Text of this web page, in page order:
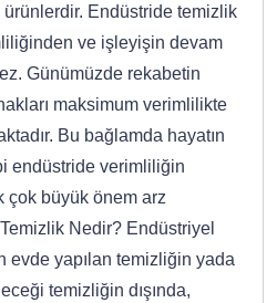
Endüstride temizlik
ve işleyişin devam
Günümüzde rekabetin
maksimum verimlilikte
Bu bağlamda hayatın
endüstride verimliliğin
çok büyük önem arz
Nedir? Endüstriyel
evde yapılan temizliğin yada
temizliğin dışında,